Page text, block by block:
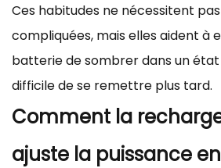
Ces habitudes ne nécessitent
compliquées, mais elles aident à
batterie de sombrer dans un
difficile de se remettre plus tard.
Comment la
ajuste la puissance